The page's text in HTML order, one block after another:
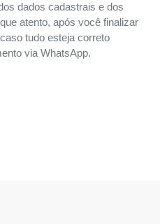
dados cadastrais e dos
atento, após você finalizar
tudo esteja correto
via WhatsApp.